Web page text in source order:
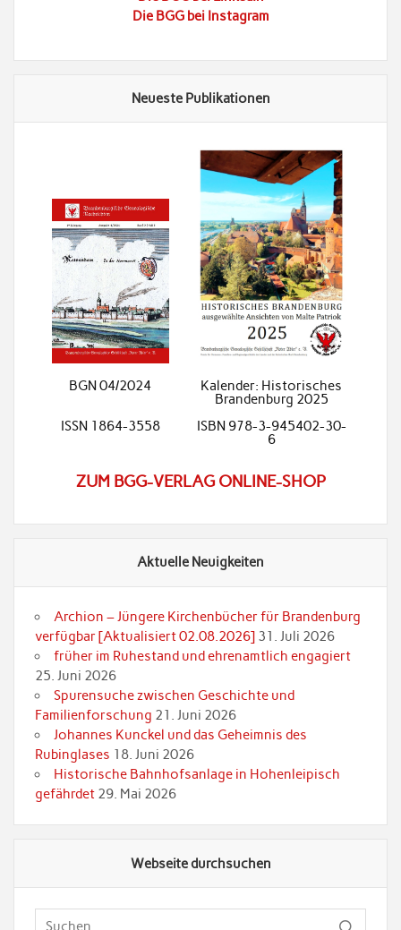
Die BGG bei Instagram
Neueste Publikationen
BGN 04/2024
Kalender: Historisches
Brandenburg 2025
ISSN 1864-3558
ISBN 978-3-945402-30-
6
ZUM BGG-VERLAG ONLINE-SHOP
Aktuelle Neuigkeiten
Archion – Jüngere Kirchenbücher für Brandenburg
verfügbar [Aktualisiert 02.08.2026] 31. Juli 2026
früher im Ruhestand und ehrenamtlich engagiert
25. Juni 2026
Spurensuche zwischen Geschichte und
Familienforschung 21. Juni 2026
Johannes Kunckel und das Geheimnis des
Rubinglases 18. Juni 2026
Historische Bahnhofsanlage in Hohenleipisch
gefährdet 29. Mai 2026
Webseite durchsuchen